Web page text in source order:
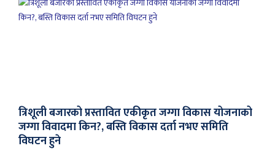
त्रिशूली बजारको प्रस्तावित एकीकृत जग्गा विकास योजनाको
जग्गा विवादमा किन?, बस्ति विकास दर्ता नभए समिति
विघटन हुने